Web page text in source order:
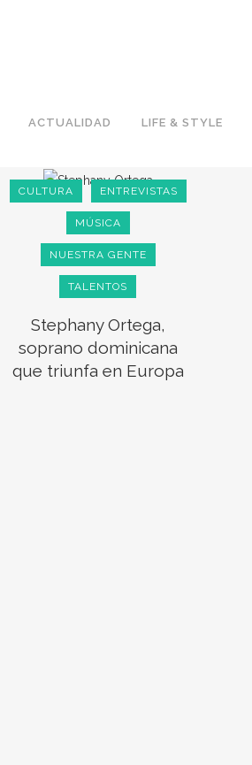
ACTUALIDAD LIFE & STYLE
CULTURA ENTREVISTAS
MÚSICA
NUESTRA GENTE
TALENTOS
Stephany Ortega,
soprano dominicana
que triunfa en Europa